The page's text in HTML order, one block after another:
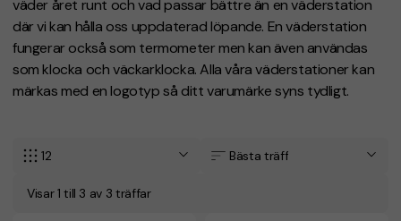
väder året runt och vad passar bättre än en väderstation
där vi kan hålla oss uppdaterad löpande. En väderstation
fungerar också som termometer men kan även användas
som klocka och väckarklocka. Alla våra väderstationer kan
märkas med en logotyp så ditt varumärke syns tydligt.
Visar 1 till 3 av 3 träffar
12 Bästa träff